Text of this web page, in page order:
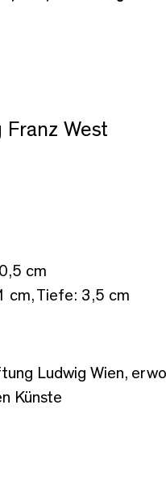
West
cm
cm, Tiefe: 3,5 cm
Ludwig Wien,
Künste